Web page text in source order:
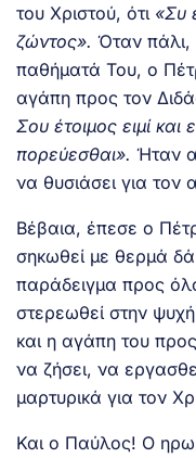
του Χριστού, ότι «Συ
ζώντος». Όταν πάλι,
παθήματά Του, ο
αγάπη προς τον
Σου έτοιμος ειμί
πορεύεσθαι». Ήταν
να θυσιάσει για τον
Βέβαια, έπεσε ο
σηκωθεί με θερμά
παράδειγμα προς
στερεωθεί στην
και η αγάπη του
να ζήσει, να
μαρτυρικά για τον
Και ο Παύλος! Ο